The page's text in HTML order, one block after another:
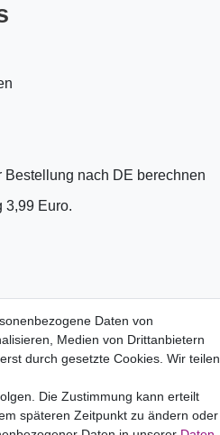
Daten von
Medien von Drittanbietern
durch gesetzte Cookies. Wir teilen
Die Zustimmung kann erteilt
späteren Zeitpunkt zu ändern oder
Bestellung nach DE berechnen
3,99 Euro.